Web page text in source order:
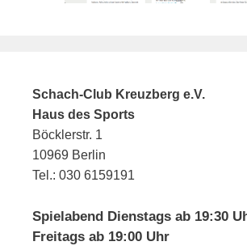
Schach-Club Kreuzberg e.V.
Haus des Sports
Böcklerstr. 1
10969 Berlin
Tel.: 030 6159191
Spielabend Dienstags ab 19:30
Freitags ab 19:00 Uhr